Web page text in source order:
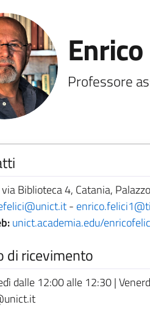
Enrico
Professore
Biblioteca 4, Catania,
-
unict.academia.edu/
di ricevimento
dalle 12:00 alle 12:30 |